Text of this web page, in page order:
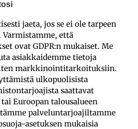
jaeta, jos se ei ole tarpeen
että
ovat GDPR:n mukaiset. Me
asiakkaidemme tietoja
markkinointitarkoituksiin.
ulkopuolisista
saattavat
Euroopan talousalueen
palveluntarjoajiltamme
asetuksen mukaisia